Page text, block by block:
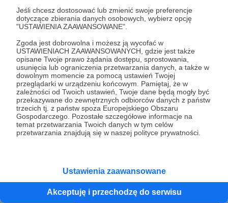
Jeśli chcesz dostosować lub zmienić swoje preferencje
dotyczące zbierania danych osobowych, wybierz opcję
"USTAWIENIA ZAAWANSOWANE".
Zgoda jest dobrowolna i możesz ją wycofać w
USTAWIENIACH ZAAWANSOWANYCH, gdzie jest także
opisane Twoje prawo żądania dostępu, sprostowania,
usunięcia lub ograniczenia przetwarzania danych, a także w
dowolnym momencie za pomocą ustawień Twojej
przeglądarki w urządzeniu końcowym. Pamiętaj, że w
zależności od Twoich ustawień, Twoje dane będą mogły być
przekazywane do zewnętrznych odbiorców danych z państw
trzecich tj. z państw spoza Europejskiego Obszaru
Gospodarczego. Pozostałe szczegółowe informacje na
temat przetwarzania Twoich danych w tym celów
przetwarzania znajdują się w naszej polityce prywatności.
Ustawienia zaawansowane
Akceptuję i przechodzę do serwisu
* Zapoznałem się i akceptujęRegulaminserwisu oraz
Prywatności.
* Wyrażam zgodę na przetwarzanie moich danych
osobowych podanych w formularzu rejestracyjnym w celu
prawidłowego świadczenia usług serwisu Patronite.
Wyrażam zgodę na otrzymywanie drogą elektroniczną
informacji handlowych - newslettera. Opcja ta może zostać
zmieniona w ustawieniach konta.
Cofnij Zarejestruj się i przejdź dalej